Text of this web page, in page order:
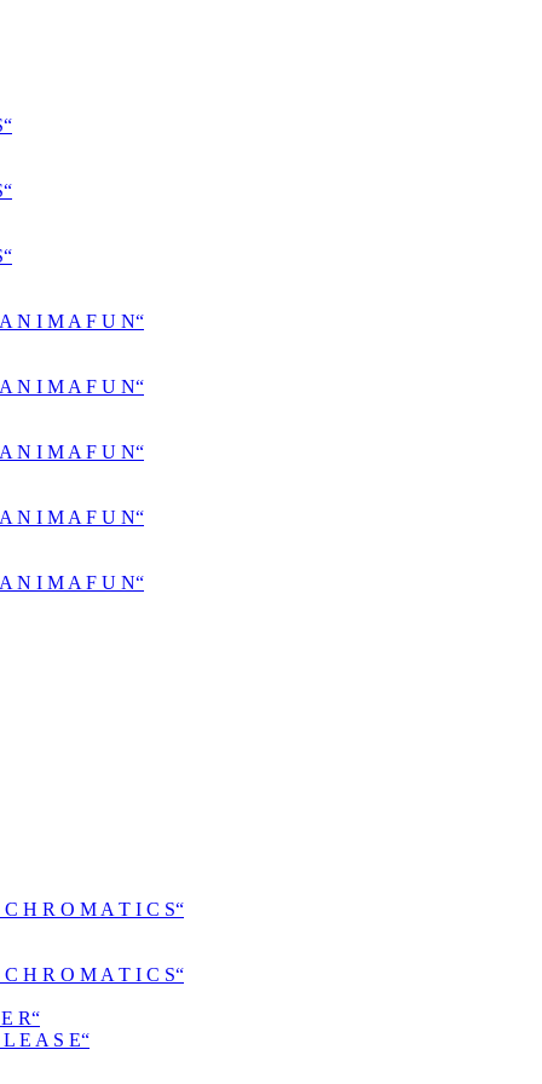
N I M A F U N“
N I M A F U N“
N I M A F U N“
N I M A F U N“
N I M A F U N“
H R O M A T I C S“
H R O M A T I C S“
R“
E A S E“